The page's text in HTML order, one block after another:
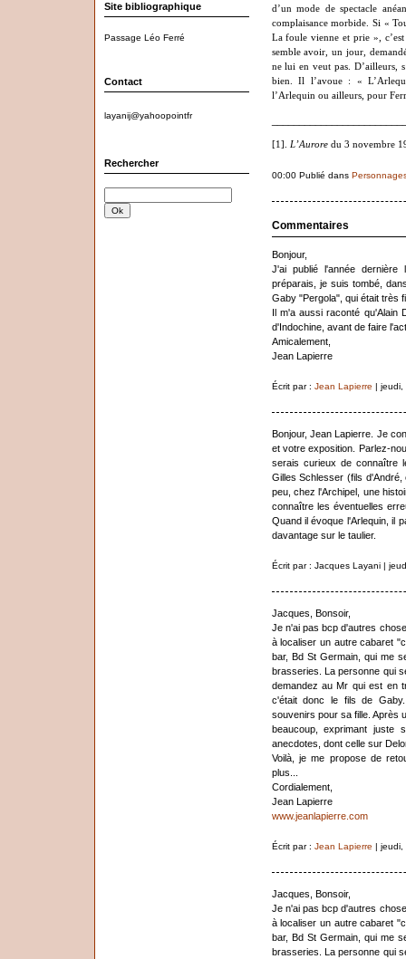
Site bibliographique
Passage Léo Ferré
Contact
layanij@yahoopointfr
Rechercher
d’un mode de spectacle
complaisance morbide. Si «
La foule vienne et prie »,
semble avoir, un jour,
ne lui en veut pas. D’ailleurs,
bien. Il l’avoue : «
l’Arlequin ou ailleurs, pour
[1]. L’Auroredu 3 novembre
00:00 Publié dans
Commentaires
Bonjour,
J'ai publié l'année
préparais, je suis tombé,
Gaby "Pergola", qui était très
Il m'a aussi raconté qu'Alain
d'Indochine, avant de faire
Amicalement,
Jean Lapierre
Écrit par : Jean Lapierre | jeudi,
Bonjour, Jean Lapierre. Je
et votre exposition. Parlez-
serais curieux de connaître
Gilles Schlesser (fils
peu, chez l'Archipel, une
connaître les éventuelles
Quand il évoque l'Arlequin, il
davantage sur le taulier.
Écrit par : Jacques Layani |
Jacques, Bonsoir,
Je n'ai pas bcp d'autres
à localiser un autre cabaret
bar, Bd St Germain, qui me
brasseries. La personne qui
demandez au Mr qui est en
c'était donc le fils de
souvenirs pour sa fille. Après
beaucoup, exprimant
anecdotes, dont celle sur
Voilà, je me propose de
plus...
Cordialement,
Jean Lapierre
www.jeanlapierre.com
Écrit par : Jean Lapierre | jeudi,
Jacques, Bonsoir,
Je n'ai pas bcp d'autres
à localiser un autre cabaret
bar, Bd St Germain, qui me
brasseries. La personne qui